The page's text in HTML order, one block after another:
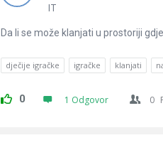
IT
Da li se može klanjati u prostoriji
dječije igračke igračke klanjati
0 1 Odgovor 0